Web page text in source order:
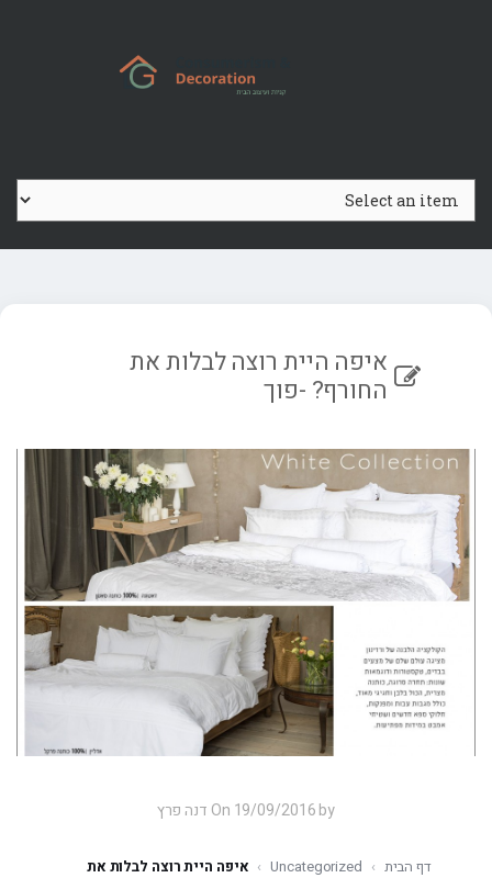
איפה היית רוצה לבלות את
החורף? -פוך
On 19/09/2016 by דנה פרץ
דף הבית ›
Uncategorized
› איפה היית רוצה לבלות את